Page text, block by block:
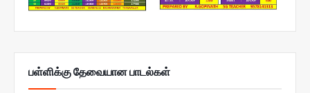
பள்ளிக்கு தேவையான பாடல்கள்